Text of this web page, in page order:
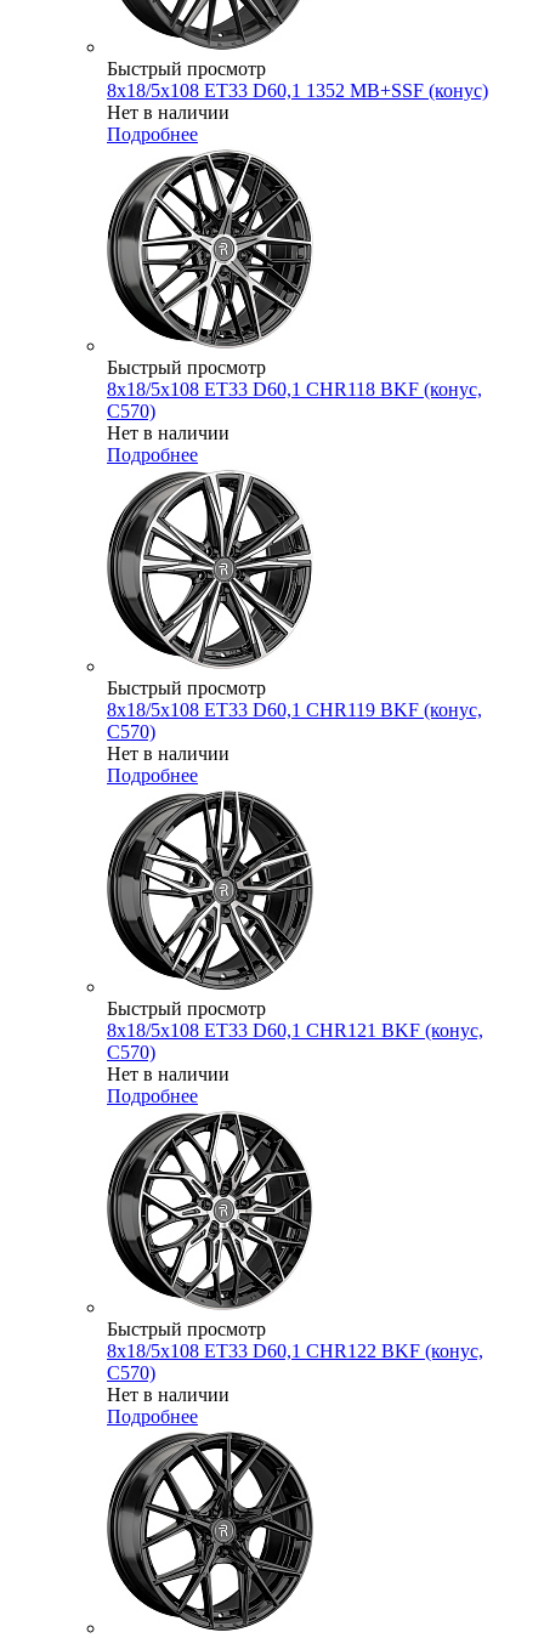
Быстрый просмотр
8x18/5x108 ET33 D60,1 1352 MB+SSF (конус)
Нет в наличии
Подробнее
Быстрый просмотр
8x18/5x108 ET33 D60,1 CHR118 BKF (конус,
C570)
Нет в наличии
Подробнее
Быстрый просмотр
8x18/5x108 ET33 D60,1 CHR119 BKF (конус,
C570)
Нет в наличии
Подробнее
Быстрый просмотр
8x18/5x108 ET33 D60,1 CHR121 BKF (конус,
C570)
Нет в наличии
Подробнее
Быстрый просмотр
8x18/5x108 ET33 D60,1 CHR122 BKF (конус,
C570)
Нет в наличии
Подробнее